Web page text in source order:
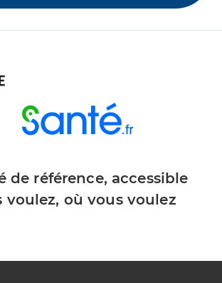
de référence, accessible
voulez, où vous voulez